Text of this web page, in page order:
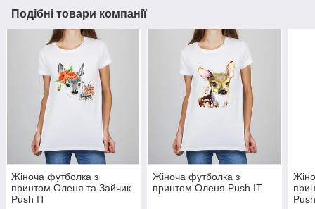
Подібні товари компанії
Жіноча футболка з
принтом Оленя та Зайчик
Push IT
Жіноча футболка з
принтом Оленя Push IT